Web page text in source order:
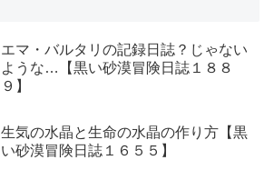
エマ・バルタリの記録日誌？じゃない
ような…【黒い砂漠冒険日誌１８８
９】
生気の水晶と生命の水晶の作り方【黒
い砂漠冒険日誌１６５５】